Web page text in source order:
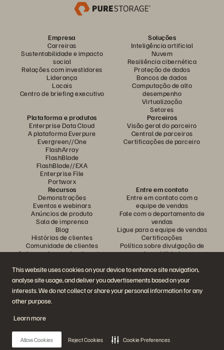
This website uses cookies on your device to enhance site navigation,
analyse site usage, and deliver you advertisements based on your
interests. We do not collect or share your personal information for any
other purpose.
Learn more
Allow Cookies Reject Cookies Cookie Preferences
Empresa
Carreiras
Sustentabilidade e impacto
social
Relações com investidores
Liderança
Locais
Centro de briefing executivo
Soluções
Inteligência artificial
Nuvem
Resiliência cibernética
Proteção de dados
Bancos de dados
Computação de alto
desempenho
Virtualização
Setores
Plataforma e produtos
Enterprise Data Cloud
A plataforma Everpure
Evergreen//One
FlashArray
FlashBlade
FlashBlade//EXA
Enterprise File
Portworx
Parceiros
Visão geral do parceiro
Central de parceiros
Certificações de parceiro
Recursos
Demonstrações
Eventos e webinars
Anúncios de produto
Sala de imprensa
Blog
Histórias de clientes
Comunidade de clientes
Artigos sobre conhecimentos
Entre em contato
Entre em contato com a
equipe de vendas
Fale com o departamento de
vendas
Ligue para a equipe de vendas
Certificações
Política sobre divulgação de
vulnerabilidades
Participe da conversa
Siga todas as redes sociais da Everpure
© 2026 Everpure, Inc. Todos os direitos reservados.
Privacidade
Termos do siteQuestões legaisCentral de confiabilidade